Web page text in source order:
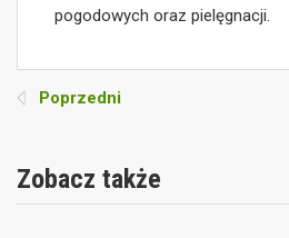
pogodowych oraz pielęgnacji.
Poprzedni
Zobacz także